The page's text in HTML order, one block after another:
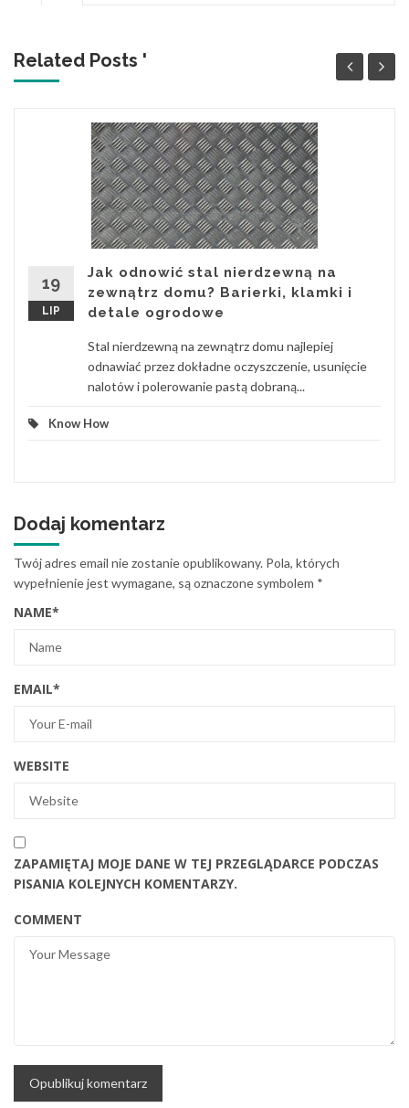
Related Posts '
19
LIP
Jak odnowić stal nierdzewną na
zewnątrz domu? Barierki, klamki i
detale ogrodowe
Stal nierdzewną na zewnątrz domu najlepiej
odnawiać przez dokładne oczyszczenie, usunięcie
nalotów i polerowanie pastą dobraną...
Know How
Dodaj komentarz
Twój adres email nie zostanie opublikowany. Pola, których
wypełnienie jest wymagane, są oznaczone symbolem *
NAME*
EMAIL*
WEBSITE
ZAPAMIĘTAJ MOJE DANE W TEJ PRZEGLĄDARCE PODCZAS
PISANIA KOLEJNYCH KOMENTARZY.
COMMENT